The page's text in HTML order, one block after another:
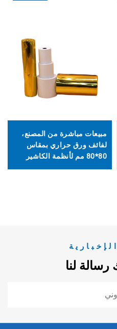
مبيعات مباشرة من المصنع،
لفائف ورق حراري بمقاس
80*80 مم لأنظمة الكاشير
ونقاط البيع وأجهزة الصراف
لنا